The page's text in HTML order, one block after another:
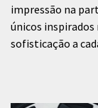
impressão na
únicos inspirados
sofisticação a